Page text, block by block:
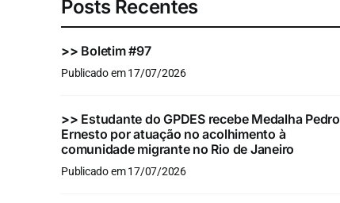
Posts Recentes
>> Boletim #97
Publicado em 17/07/2026
>> Estudante do GPDES recebe Medalha Pedro
Ernesto por atuação no acolhimento à
comunidade migrante no Rio de Janeiro
Publicado em 17/07/2026